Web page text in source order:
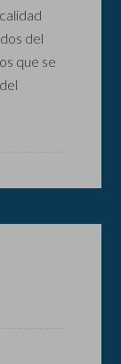
del
que se